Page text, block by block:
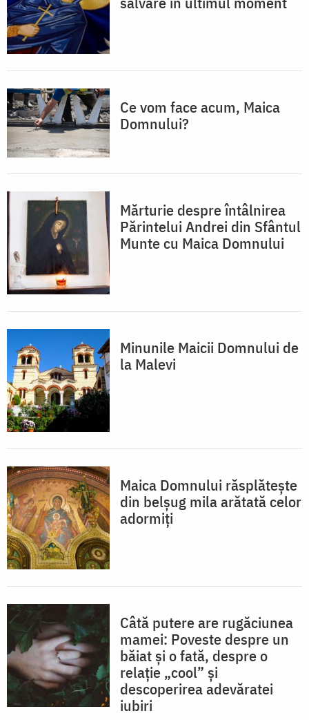
Ce vom face acum, Maica
Domnului?
Mărturie despre întâlnirea
Părintelui Andrei din Sfântul
Munte cu Maica Domnului
Minunile Maicii Domnului de
la Malevi
Maica Domnului răsplătește
din belșug mila arătată celor
adormiți
Câtă putere are rugăciunea
mamei: Poveste despre un
băiat și o fată, despre o
relație „cool” și
descoperirea adevăratei
iubiri